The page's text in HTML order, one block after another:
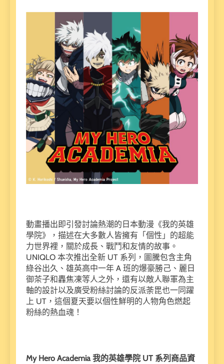
動畫播出即引發討論熱潮的日本動漫《我的英雄
學院》，描述在大多數人皆擁有「個性」的超能
力世界裡，關於成長、戰鬥和友情的故事。
UNIQLO 本次推出全新 UT 系列，圖騰包含主角
綠谷出久、雄英高中一年 A 班的爆豪勝己、麗日
御茶子和轟焦凍等人之外，還有以敵人聯軍為主
軸的設計以及廣受粉絲討論的反派荼毘也一同躍
上 UT，這個夏天要以個性鮮明的人物角色燃起
粉絲的熱血魂！
My Hero Academia我的英雄學院 UT 系列商品資